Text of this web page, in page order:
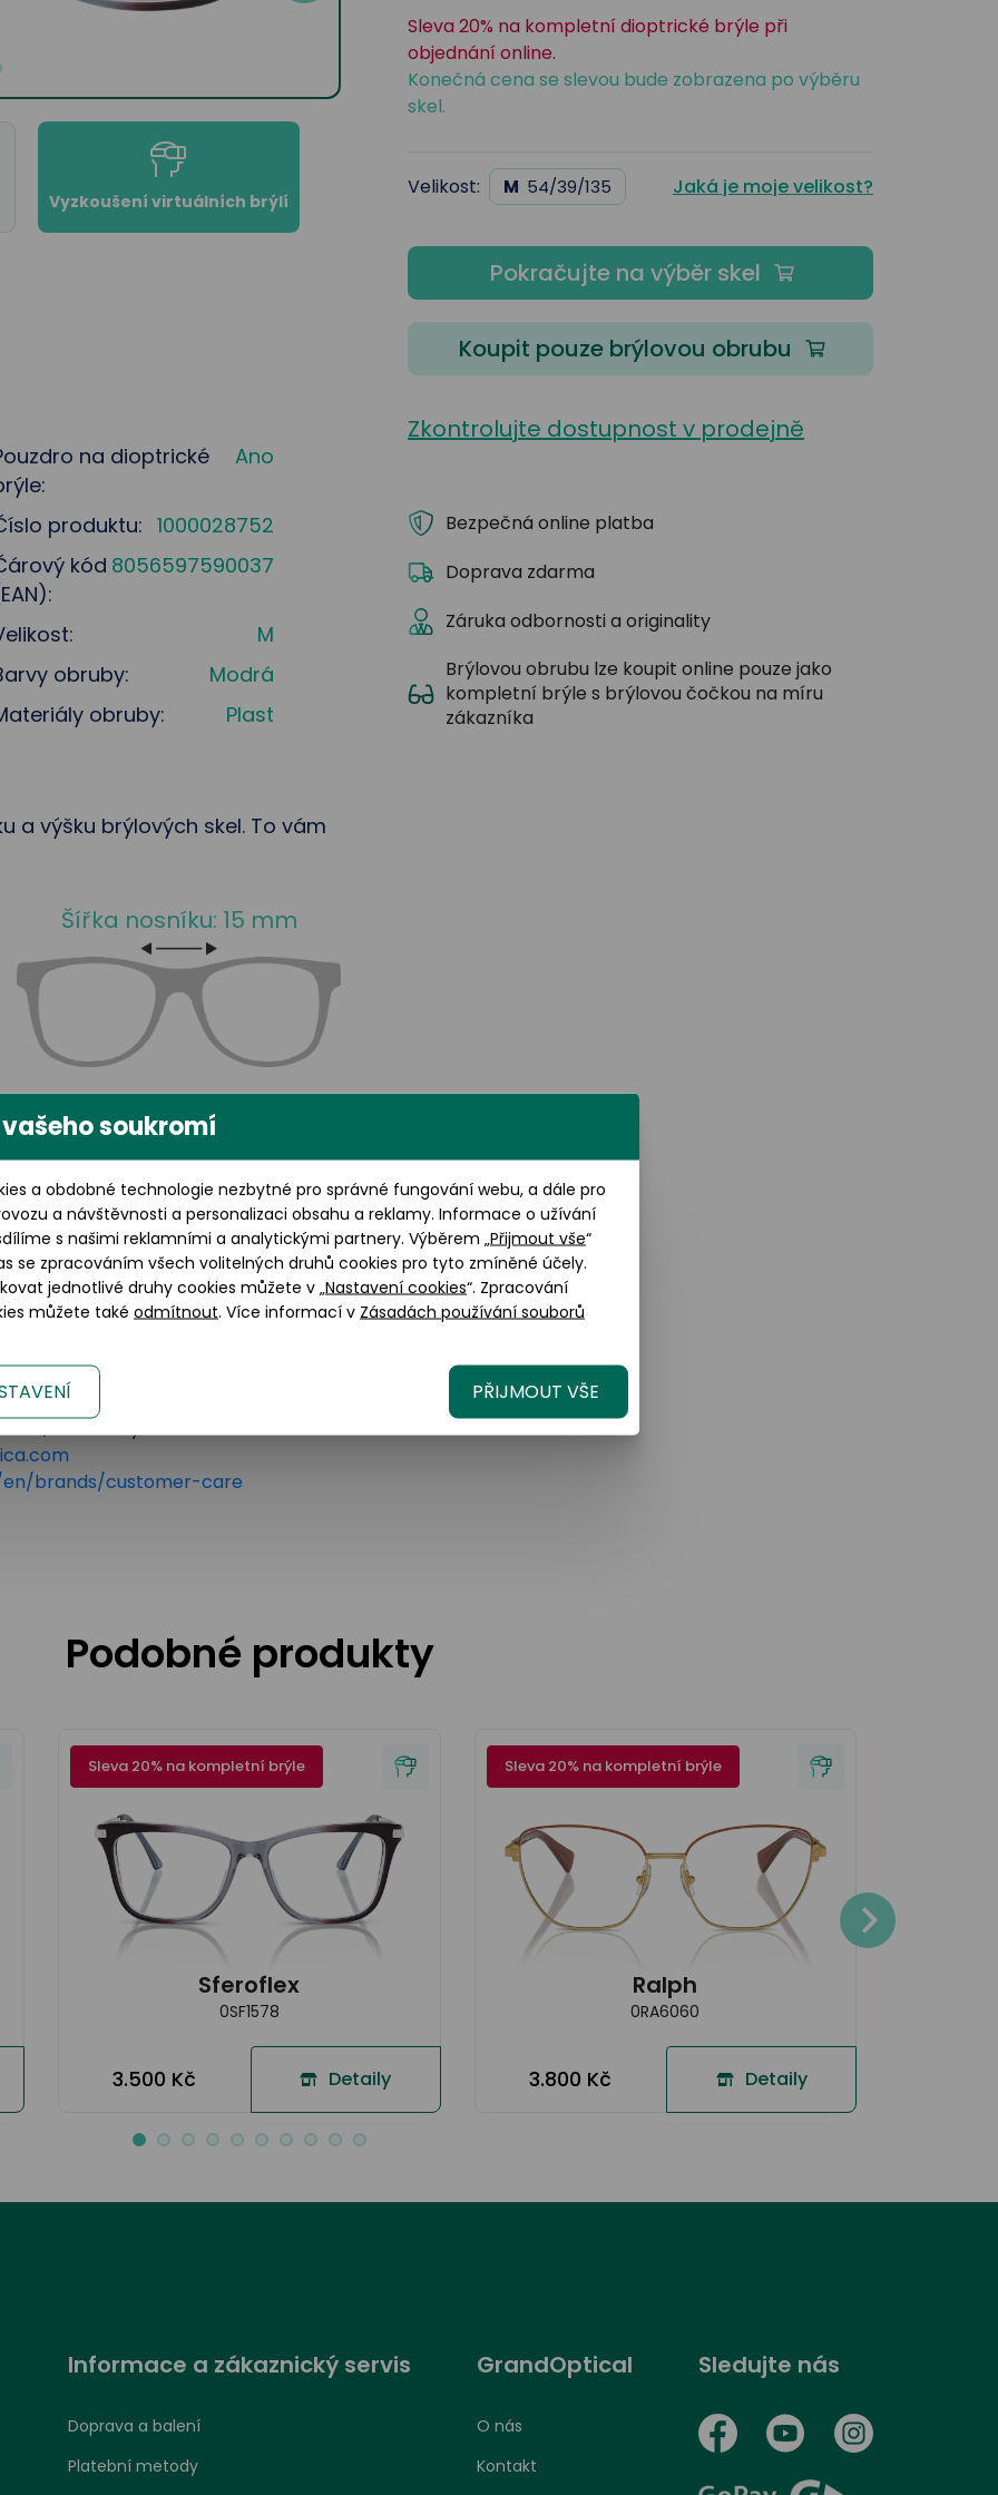
Vyzkoušení virtuálních brýlí
na dioptrické
Ano
produktu: 1000028752
kód 8056597590037
M
obruby:
Modrá
obruby:
Plast
a výšku brýlových skel. To vám
Šířka nosníku: 15 mm
Výška brýlového skla: 39
mm
20123 Italy
brands/customer-care
Sleva 20% na kompletní dioptrické brýle při
objednání online.
Konečná cena se slevou bude zobrazena po výběru
skel.
Velikost: M 54/39/135 Jaká je moje velikost?
Pokračujte na výběr skel
Koupit pouze brýlovou obrubu
Zkontrolujte dostupnost v prodejně
Bezpečná online platba
Doprava zdarma
Záruka odbornosti a originality
Brýlovou obrubu lze koupit online pouze jako
kompletní brýle s brýlovou čočkou na míru
zákazníka
Podobné produkty
Sleva 20% na kompletní brýle
Sferoflex
0SF1578
3.500 Kč Detaily
Sleva 20% na kompletní brýle
Ralph
0RA6060
3.800 Kč Detaily
Informace a zákaznický servis
Doprava a balení
Platební metody
GrandOptical
O nás
Kontakt
Sledujte nás
soukromí
a obdobné technologie nezbytné pro správné fungování webu, a dále pro
a návštěvnosti a personalizaci obsahu a reklamy. Informace o užívání
s našimi reklamními a analytickými partnery. Výběrem „Přijmout vše“
se zpracováním všech volitelných druhů cookies pro tyto zmíněné účely.
jednotlivé druhy cookies můžete v „Nastavení cookies“. Zpracování
můžete také odmítnout. Více informací v Zásadách používání souborů
PŘIJMOUT VŠE